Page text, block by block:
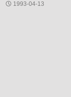
1993-04-13